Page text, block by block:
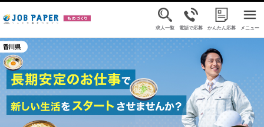
求人一覧 電話で応募 かんたん応募 メニュー